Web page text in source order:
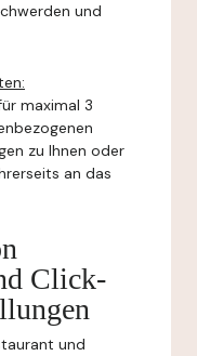
und
maximal 3
zu Ihnen oder
an das
Click-
und